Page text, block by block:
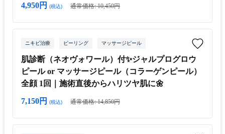
4,950円 (税込) 通常価格: 10,450円
ニキビ治療 ピーリング マッサージピール
肌診断（ネオヴォワール）付✨ジャルプログロウ
ピール or マッサージピール（コラーゲンピール）
全顔 1回｜施術直後からハリツヤ肌に🌼
7,150円 (税込) 通常価格: 14,850円